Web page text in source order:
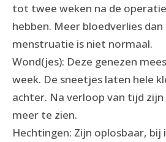
tot twee weken na de
hebben. Meer bloedverlies
menstruatie is niet normaal.
Wond(jes): Deze genezen
week. De sneetjes laten hele
achter. Na verloop van tijd
meer te zien.
Hechtingen: Zijn oplosbaar,